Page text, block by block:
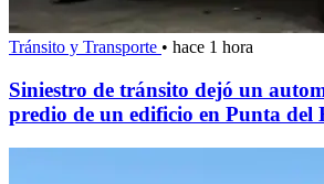
Tránsito y Transporte • hace 1 hora
Siniestro de tránsito dejó un
predio de un edificio en Punta del